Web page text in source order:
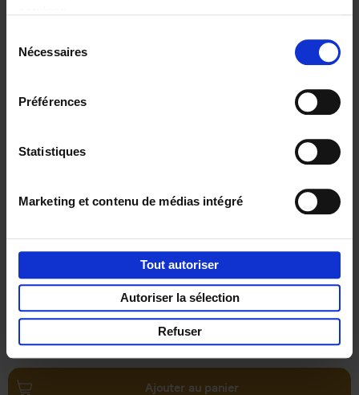
Nécessaires
Préférences
Statistiques
Marketing et contenu de médias intégré
Tout autoriser
Autoriser la sélection
Refuser
Go with your talent
€31,99
Ajouter au panier